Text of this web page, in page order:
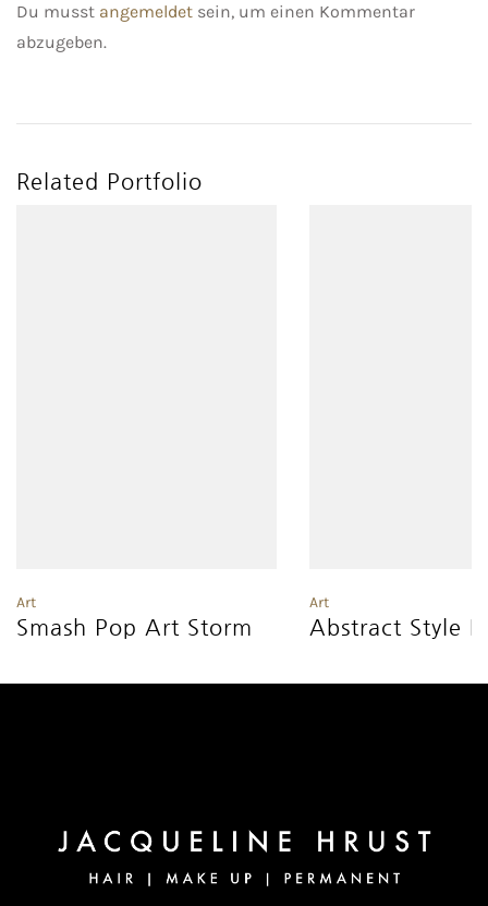
Du musst angemeldet sein, um einen Kommentar
abzugeben.
Related Portfolio
Art
Smash Pop Art Storm
Art
Abstract Style